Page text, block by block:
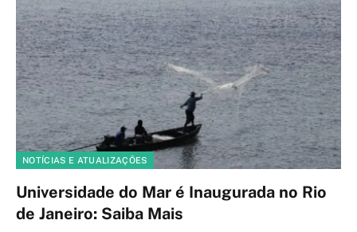
NOTÍCIAS E ATUALIZAÇÕES
Universidade do Mar é Inaugurada no Rio
de Janeiro: Saiba Mais